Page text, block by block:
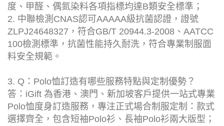
度、甲醛、偶氮染料各項指標均達B類安全標準；
2. 中聯檢測CNAS認可AAAAA級抗菌認證，證號
ZLPJ24648327，符合GB/T 20944.3-2008、AATCC
100檢測標準，抗菌性能持久耐洗，符合專業制服面
料安全規範。
3. Q：Polo恤訂造有哪些服務特點與定制優勢？
答：iGift 為香港、澳門、新加坡客戶提供一站式專業
Polo恤度身訂造服務，專注正式場合制服定制：款式
選擇齊全，包含短袖Polo衫、長袖Polo衫兩大版型；